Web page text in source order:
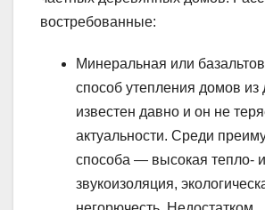
востребованные:
Минеральная или
способ утепления домов из
известен давно и он не
актуальности. Среди
способа — высокая тепло- и
звукоизоляция,